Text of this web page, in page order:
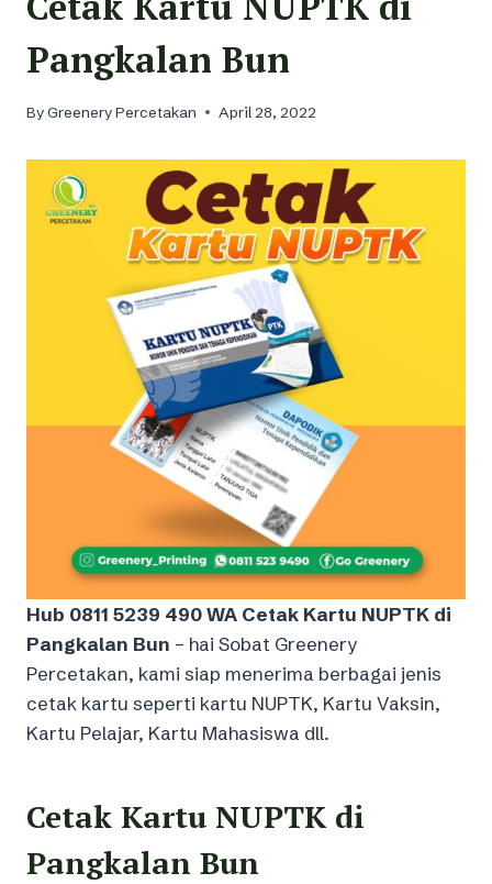
Pangkalan Bun
ByGreenery Percetakan April 28, 2022
Hub 0811 5239 490 WA Cetak Kartu NUPTK di
Pangkalan Bun – hai Sobat Greenery
Percetakan, kami siap menerima berbagai jenis
cetak kartu seperti kartu NUPTK, Kartu Vaksin,
Kartu Pelajar, Kartu Mahasiswa dll.
Cetak Kartu NUPTK di
Pangkalan Bun